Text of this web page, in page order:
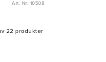
Art. Nr: 10508
22 produkter